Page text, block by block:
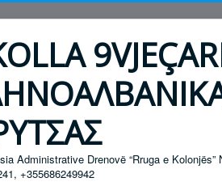
Administrative Drenovë “Rruga e
+355686249942